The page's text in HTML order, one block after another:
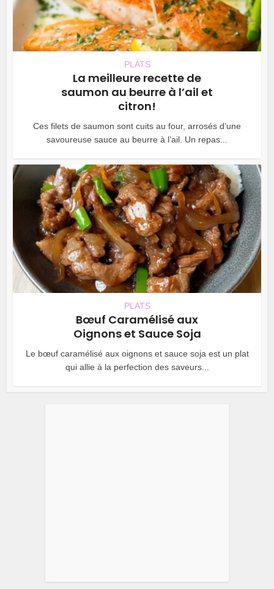
PLATS
La meilleure recette de
saumon au beurre à l’ail et
citron!
Ces filets de saumon sont cuits au four, arrosés d’une
savoureuse sauce au beurre à l’ail. Un repas...
PLATS
Bœuf Caramélisé aux
Oignons et Sauce Soja
Le bœuf caramélisé aux oignons et sauce soja est un plat
qui allie à la perfection des saveurs...